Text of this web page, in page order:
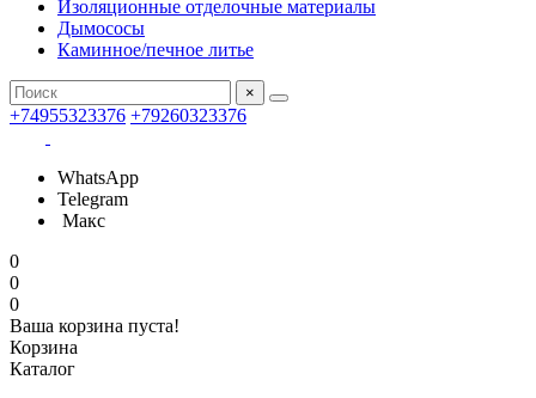
Изоляционные отделочные материалы
Дымососы
Каминное/печное литье
×
+74955323376 +79260323376
WhatsApp
Telegram
Макс
0
0
0
Ваша корзина пуста!
Корзина
Каталог